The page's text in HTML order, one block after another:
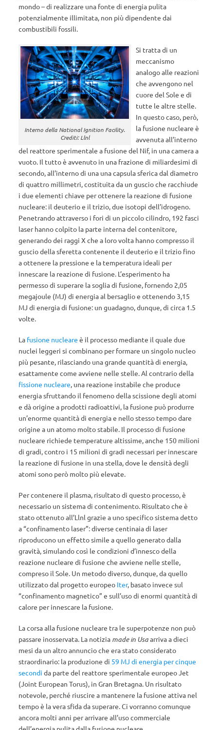
mondo – di realizzare una fonte di energia pulita
potenzialmente illimitata, non più dipendente dai
combustibili fossili.
Interno della National Ignition Facility.
Crediti: Llnl
Si tratta di un
meccanismo
analogo alle reazioni
che avvengono nel
cuore del Sole e di
tutte le altre stelle.
In questo caso, però,
la fusione nucleare è
avvenuta all’interno
del reattore sperimentale a fusione del Nif, in una camera a
vuoto. Il tutto è avvenuto in una frazione di miliardesimi di
secondo, all’interno di una una capsula sferica dal diametro
di quattro millimetri, costituita da un guscio che racchiude
i due elementi chiave per ottenere la reazione di fusione
nucleare: il deuterio e il trizio, due isotopi dell’idrogeno.
Penetrando attraverso i fori di un piccolo cilindro, 192 fasci
laser hanno colpito la parte interna del contenitore,
generando dei raggi X che a loro volta hanno compresso il
guscio della sferetta contenente il deuterio e il trizio fino
a ottenere la pressione e la temperatura ideali per
innescare la reazione di fusione. L’esperimento ha
permesso di superare la soglia di fusione, fornendo 2,05
megajoule (MJ) di energia al bersaglio e ottenendo 3,15
MJ di energia di fusione: un guadagno, dunque, di circa 1.5
volte.
La fusione nucleare è il processo mediante il quale due
nuclei leggeri si combinano per formare un singolo nucleo
più pesante, rilasciando una grande quantità di energia,
esattamente come avviene nelle stelle. Al contrario della
fissione nucleare, una reazione instabile che produce
energia sfruttando il fenomeno della scissione degli atomi
e dà origine a prodotti radioattivi, la fusione può produrre
un’enorme quantità di energia e nello stesso tempo dare
origine a un atomo molto stabile. Il processo di fusione
nucleare richiede temperature altissime, anche 150 milioni
di gradi, contro i 15 milioni di gradi necessari per innescare
la reazione di fusione in una stella, dove le densità degli
atomi sono però molto più elevate.
Per contenere il plasma, risultato di questo processo, è
necessario un sistema di contenimento. Risultato che è
stato ottenuto all’Llnl grazie a uno specifico sistema detto
a “confinamento laser”: diverse centinaia di laser
riproducono un effetto simile a quello generato dalla
gravità, simulando così le condizioni d’innesco della
reazione nucleare di fusione che avviene nelle stelle,
compreso il Sole. Un metodo diverso, dunque, da quello
utilizzato dal progetto europeo Iter, basato invece sul
“confinamento magnetico” e sull’uso di enormi quantità di
calore per innescare la fusione.
La corsa alla fusione nucleare tra le superpotenze non può
passare inosservata. La notizia made in Usaarriva a dieci
mesi da un altro annuncio che era stato considerato
straordinario: la produzione di 59 MJ di energia per cinque
secondi da parte del reattore sperimentale europeo Jet
(Joint European Torus), in Gran Bretagna. Un risultato
notevole, perché riuscire a mantenere la fusione attiva nel
tempo è la vera sfida da superare. Ci vorranno comunque
ancora molti anni per arrivare all’uso commerciale